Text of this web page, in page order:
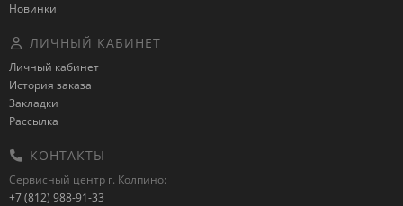
Новинки
ЛИЧНЫЙ КАБИНЕТ
Личный кабинет
История заказа
Закладки
Рассылка
КОНТАКТЫ
Сервисный центр г. Колпино:
+7 (812) 988-91-33